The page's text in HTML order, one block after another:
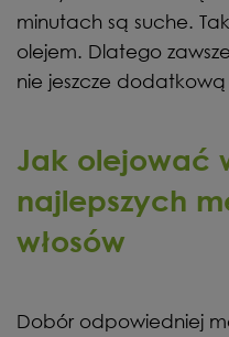
minutach są suche.
olejem. Dlatego
nie jeszcze
Jak olejować
najlepszych
włosów
Dobór odpowiedniej